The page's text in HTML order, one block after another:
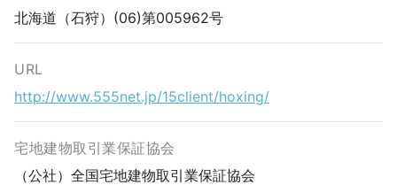
北海道（石狩）(06)第005962号
URL
http://www.555net.jp/15client/hoxing/
宅地建物取引業保証協会
（公社）全国宅地建物取引業保証協会